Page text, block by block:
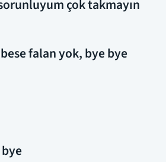
çok takmayın
falan yok, bye bye